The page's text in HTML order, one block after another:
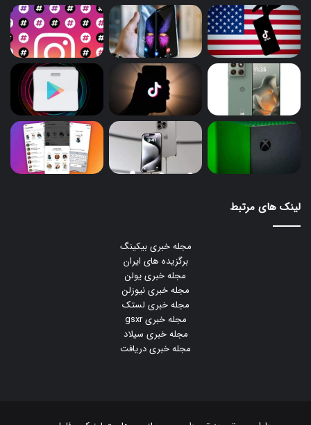
لینک های مرتبط
مجله خبری بیکینگ
برگزیده های ایران
مجله خبری یولن
مجله خبری نیوزلن
مجله خبری لستک
مجله خبری gsxr
مجله خبری سیلاد
مجله خبری دریافت